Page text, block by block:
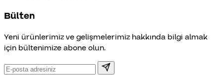
Bülten
Yeni ürünlerimiz ve gelişmelerimiz hakkında bilgi almak
için bültenimize abone olun.